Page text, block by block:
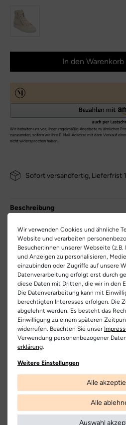
In den Warenkorb
Sofort versandfertig, Lieferfrist
Beschreibung
Level hebt. Dieser zeitlose Klassiker
Stil und sportlicher Lässigkeit. Das
dem Boot nicht nur eine schicke
Langlebigkeit und Robustheit. Innen
Futter, das deine Füße wohlig
warm und bequem hält.
Die leichte und flexible Gummisohle
bequemen Auftritt, egal wohin dich
oder für besondere Anlässe, mit
stets den perfekten Mix aus Komfort
alle, die auch bei ihren Schuhen auf
Informationen zum Artikel
Hersteller-Nr.:
Artikel-ID:
Artikel-Nr.:
Obermaterial:
Innenfutter:
Decksohle:
Farbe:
Farbbezeichnung:
Größentabelle
DE
37
37,5
38
39
Herstellerinformationen
EU Verantwortlicher
Paul Green GmbH
Haag 10, 5163 Mattsee,
0043621753230
Hersteller
Paul Green
Teilen
Kostenlose
Die Lieferung innerhalb Deutschlands
versandkostenfrei und erfolgt mit
Wir verwenden Cookies und ähnliche
Website und verarbeiten
Besucher:innen unserer Webseite (z.B.
und Anzeigen zu personalisieren,
einzubinden oder Zugriffe auf unsere
Datenverarbeitung erfolgt erst durch
diese Daten mit Dritten, die wir in den
Die Datenverarbeitung kann mit
berechtigten Interesses erfolgen. Die
abgelehnt werden. Es besteht das
Einwilligung zu einem späteren
widerrufen. Beachten Sie unser
Verwendung personenbezogener
erklärung.
Weitere Einstellungen
Alle
Alle
Auswahl